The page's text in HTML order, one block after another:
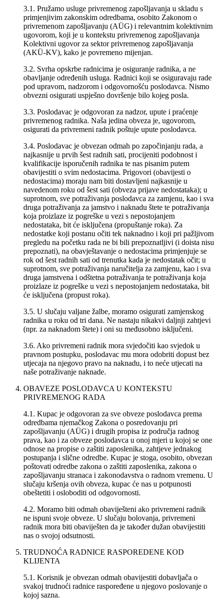
3.1. Pružamo usluge privremenog zapošljavanja u skladu s
primjenjivim zakonskim odredbama, osobito Zakonom o
privremenom zapošljavanju (AÜG) i relevantnim kolektivnim
ugovorom, koji je u kontekstu privremenog zapošljavanja
Kolektivni ugovor za sektor privremenog zapošljavanja
(AKÜ-KV), kako je povremeno mijenjan.
3.2. Svrha opskrbe radnicima je osiguranje radnika, a ne
obavljanje određenih usluga. Radnici koji se osiguravaju rade
pod upravom, nadzorom i odgovornošću poslodavca. Nismo
obvezni osigurati uspješno dovršenje bilo kojeg posla.
3.3. Poslodavac je odgovoran za nadzor, upute i praćenje
privremenog radnika. Naša jedina obveza je, ugovorom,
osigurati da privremeni radnik poštuje upute poslodavca.
3.4. Poslodavac je obvezan odmah po započinjanju rada, a
najkasnije u prvih šest radnih sati, procijeniti podobnost i
kvalifikacije isporučenih radnika te nas pisanim putem
obavijestiti o svim nedostacima. Prigovori (obavijesti o
nedostacima) moraju nam biti dostavljeni najkasnije u
navedenom roku od šest sati (obveza prijave nedostataka); u
suprotnom, sve potraživanja poslodavca za zamjenu, kao i sva
druga potraživanja za jamstvo i naknadu štete te potraživanja
koja proizlaze iz pogreške u vezi s nepostojanjem
nedostataka, bit će isključena (propuštanje roka). Za
nedostatke koji postanu očiti tek naknadno i koji pri pažljivom
pregledu na početku rada ne bi bili prepoznatljivi (i doista nisu
prepoznati), na obavještavanje o nedostacima primjenjuje se
rok od šest radnih sati od trenutka kada je nedostatak očit; u
suprotnom, sve potraživanja naručitelja za zamjenu, kao i sva
druga jamstvena i odštetna potraživanja te potraživanja koja
proizlaze iz pogreške u vezi s nepostojanjem nedostataka, bit
će isključena (propust roka).
3.5. U slučaju valjane žalbe, moramo osigurati zamjenskog
radnika u roku od tri dana. Ne nastaju nikakvi daljnji zahtjevi
(npr. za naknadom štete) i oni su međusobno isključeni.
3.6. Ako privremeni radnik mora svjedočiti kao svjedok u
pravnom postupku, poslodavac mu mora odobriti dopust bez
utjecaja na njegovo pravo na naknadu, i to neće utjecati na
naše potraživanje naknade.
OBAVEZE POSLODAVCA U KONTEKSTU
PRIVREMENOG RADA
4.1. Kupac je odgovoran za sve obveze poslodavca prema
odredbama njemačkog Zakona o posredovanju pri
zapošljavanju (AÜG) i drugih propisa iz područja radnog
prava, kao i za obveze poslodavca u onoj mjeri u kojoj se one
odnose na propise o zaštiti zaposlenika, zahtjeve jednakog
postupanja i slične odredbe. Kupac je stoga, osobito, obvezan
poštovati odredbe zakona o zaštiti zaposlenika, zakona o
zapošljavanju stranaca i zakonodavstva o radnom vremenu. U
slučaju kršenja ovih obveza, kupac će nas u potpunosti
obeštetiti i osloboditi od odgovornosti.
4.2. Moramo biti odmah obaviješteni ako privremeni radnik
ne ispuni svoje obveze. U slučaju bolovanja, privremeni
radnik mora biti obaviješten da je također dužan obavijestiti
nas o svojoj odsutnosti.
TRUDNOĆA RADNICE RASPOREDENE KOD
KLIJENTA
5.1. Korisnik je obvezan odmah obavijestiti dobavljača o
svakoj trudnoći radnice raspoređene u njegovo poslovanje o
kojoj sazna.